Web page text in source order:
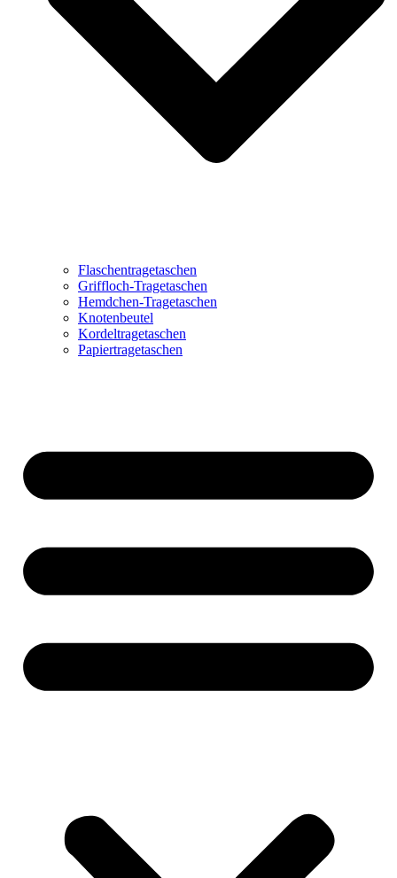
Flaschentragetaschen
Griffloch-Tragetaschen
Hemdchen-Tragetaschen
Knotenbeutel
Kordeltragetaschen
Papiertragetaschen